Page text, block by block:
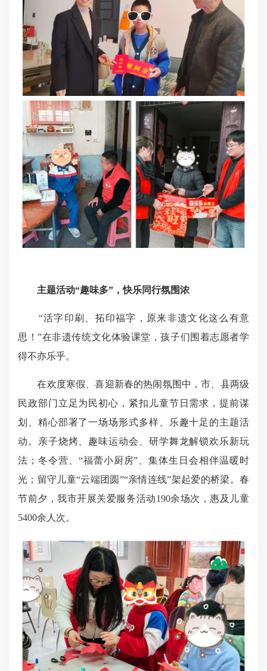
主题活动“趣味多”，快乐同行氛围浓
“活字印刷、拓印福字，原来非遗文化这么有意
思！”在非遗传统文化体验课堂，孩子们围着志愿者学
得不亦乐乎。
在欢度寒假、喜迎新春的热闹氛围中，市、县两级
民政部门立足为民初心，紧扣儿童节日需求，提前谋
划、精心部署了一场场形式多样、乐趣十足的主题活
动。亲子烧烤、趣味运动会、研学舞龙解锁欢乐新玩
法；冬令营、“福蕾小厨房”、集体生日会相伴温暖时
光；留守儿童“云端团圆”“亲情连线”架起爱的桥梁。春
节前夕，我市开展关爱服务活动190余场次，惠及儿童
5400余人次。